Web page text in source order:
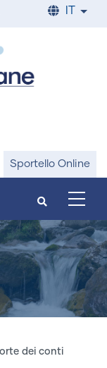
List
Sportello Online
dei conti